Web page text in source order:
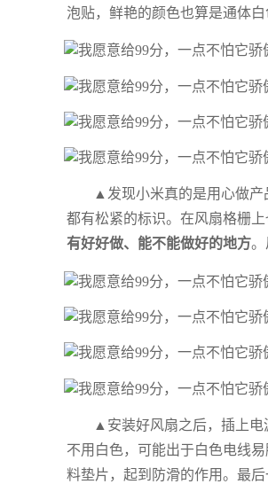
泡贴，鲜艳的颜色也算是通体
▲发现小米真的是用心做产
都有松紧的标识。在风扇格栅
有好好做、能不能做好的地方。
▲安装好风扇之后，插上电
不用白色，可能出于白色电线
料垫片，起到防滑的作用。最